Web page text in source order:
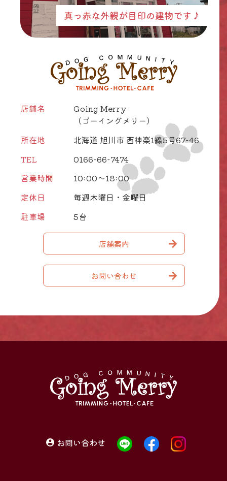
真っ赤な外観が目印の建物です♪
店舗名
Going Merry
（ゴーイングメリー）
所在地
北海道 旭川市 西神楽1線5号67-46
TEL
0166-66-7474
営業時間
10:00～18:00
定休日
毎週木曜日・金曜日
駐車場
5台
店舗案内
お問い合わせ
お問い合わせ